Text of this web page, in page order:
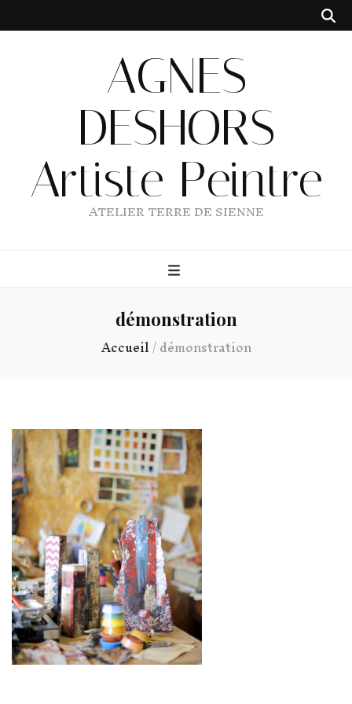
AGNES
DESHORS
Artiste Peintre
ATELIER TERRE DE SIENNE
démonstration
Accueil/démonstration